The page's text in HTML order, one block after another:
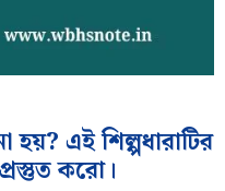
এই শিল্পধারাটির
করো।